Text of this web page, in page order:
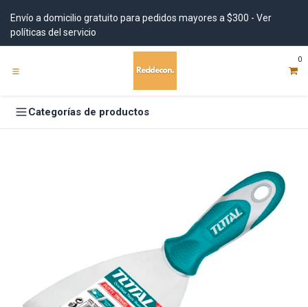
Envío a domicilio gratuito para pedidos mayores a $300 - Ver
políticas del servicio
0
Categorías de productos